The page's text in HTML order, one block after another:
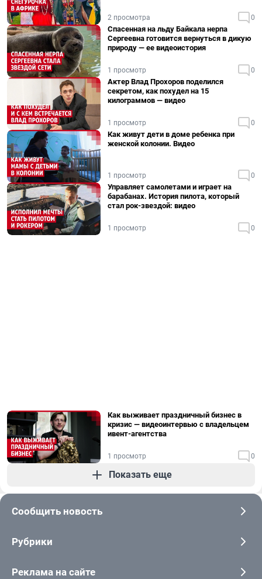
2 просмотра 0
Спасенная на льду Байкала нерпа
Сергеевна готовится вернуться в дикую
природу — ее видеоистория
1 просмотр 0
Актер Влад Прохоров поделился
секретом, как похудел на 15
килограммов — видео
1 просмотр 0
Как живут дети в доме ребенка при
женской колонии. Видео
1 просмотр 0
Управляет самолетами и играет на
барабанах. История пилота, который
стал рок-звездой: видео
1 просмотр 0
Как выживает праздничный бизнес в
кризис — видеоинтервью с владельцем
ивент-агентства
1 просмотр 0
Показать еще
Сообщить новость
Рубрики
Реклама на сайте